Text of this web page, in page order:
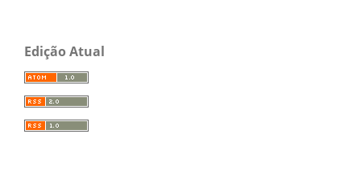
Edição Atual